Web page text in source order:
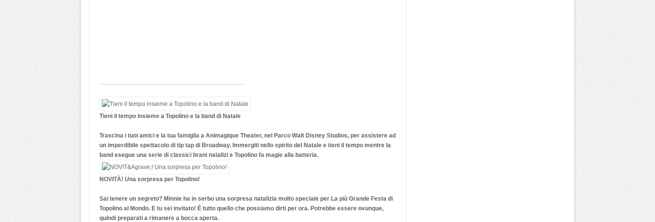
Tieni il tempo insieme a Topolino e la band di Natale
Trascina i tuoi amici e la tua famiglia a Animagique Theater, nel Parco Walt Disney Studios, per assistere ad
un imperdibile spettacolo di tip tap di Broadway. Immergiti nello spirito del Natale e tieni il tempo mentre la
band esegue una serie di classici brani natalizi e Topolino fa magie alla batteria.
NOVITÀ! Una sorpresa per Topolino!
Sai tenere un segreto? Minnie ha in serbo una sorpresa natalizia molto speciale per La più Grande Festa di
Topolino al Mondo. E tu sei invitato! È tutto quello che possiamo dirti per ora. Potrebbe essere ovunque,
quindi preparati a rimanere a bocca aperta.